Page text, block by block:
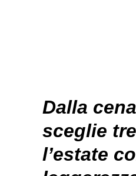
Dalla
sceglie
l’estate